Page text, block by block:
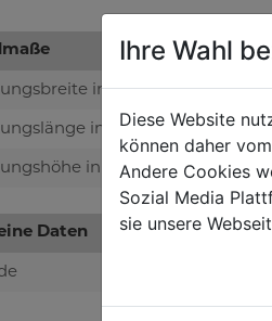
in mm
in mm
in mm
Daten
Ihre Wahl
Diese Website
können daher
Andere Cookies
Sozial Media
sie unsere